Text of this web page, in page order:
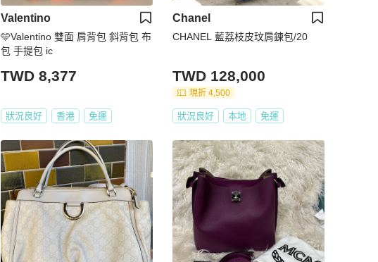
Valentino
🩵Valentino 雙面 肩背包 斜背包 布
包 手提包 ic
TWD 8,377
狀況良好 香港 免運
Chanel
CHANEL 藍荔枝皮玟肩鍊包/20
TWD 128,000
現折 4,500
狀況良好 本地 免運